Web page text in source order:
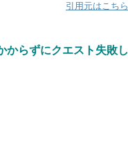
引用元はこちら
らずにクエスト失敗し